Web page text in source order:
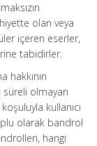
olan veya
içeren eserler,
tabidirler.
hakkının
süreli olmayan
kullanıcı
olarak bandrol
hangi